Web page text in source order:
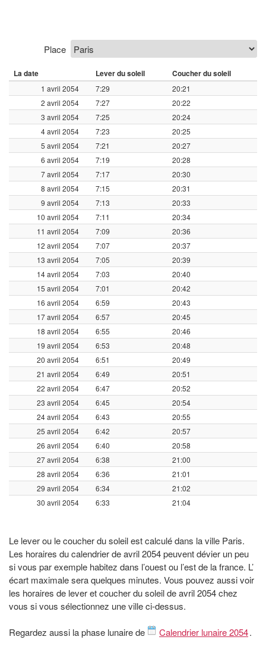
Place
La date Lever du soleil Coucher du soleil
1 avril 2054 7:29
20:21
2 avril 2054
7:27
20:22
3 avril 2054
7:25
20:24
4 avril 2054
7:23
20:25
5 avril 2054
7:21
20:27
6 avril 2054
7:19
20:28
7 avril 2054
7:17
20:30
8 avril 2054
7:15
20:31
9 avril 2054
7:13
20:33
10 avril 2054
7:11
20:34
11 avril 2054
7:09
20:36
12 avril 2054
7:07
20:37
13 avril 2054
7:05
20:39
14 avril 2054
7:03
20:40
15 avril 2054
7:01
20:42
16 avril 2054
6:59
20:43
17 avril 2054
6:57
20:45
18 avril 2054
6:55
20:46
19 avril 2054
6:53
20:48
20 avril 2054
6:51
20:49
21 avril 2054
6:49
20:51
22 avril 2054
6:47
20:52
23 avril 2054
6:45
20:54
24 avril 2054
6:43
20:55
25 avril 2054
6:42
20:57
26 avril 2054
6:40
20:58
27 avril 2054
6:38
21:00
28 avril 2054
6:36
21:01
29 avril 2054
6:34
21:02
30 avril 2054
6:33 21:04
Le lever ou le coucher du soleil est calculé dans la ville Paris.
Les horaires du calendrier de avril 2054 peuvent dévier un peu
si vous par exemple habitez dans l’ouest ou l’est de la france. L’
écart maximale sera quelques minutes. Vous pouvez aussi voir
les horaires de lever et coucher du soleil de avril 2054 chez
vous si vous sélectionnez une ville ci-dessus.
Regardez aussi la phase lunaire de Calendrier lunaire 2054.